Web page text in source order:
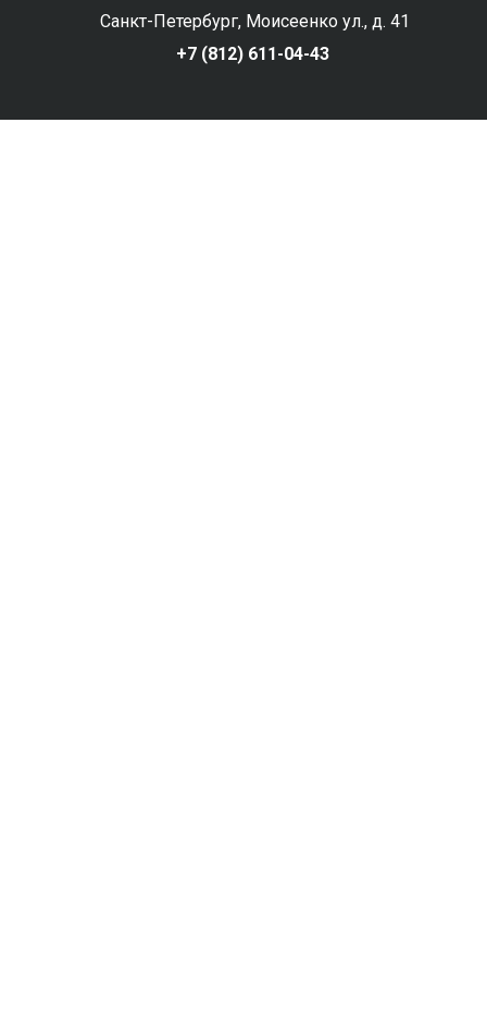
Санкт-Петербург, Моисеенко ул., д. 41
+7 (812) 611-04-43